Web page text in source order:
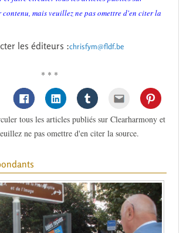
mais veuillez ne pas omettre d'en citer la
les éditeurs :chrisfym@fldf.be
* * *
tous les articles publiés sur Clearharmony et
ne pas omettre d'en citer la source.